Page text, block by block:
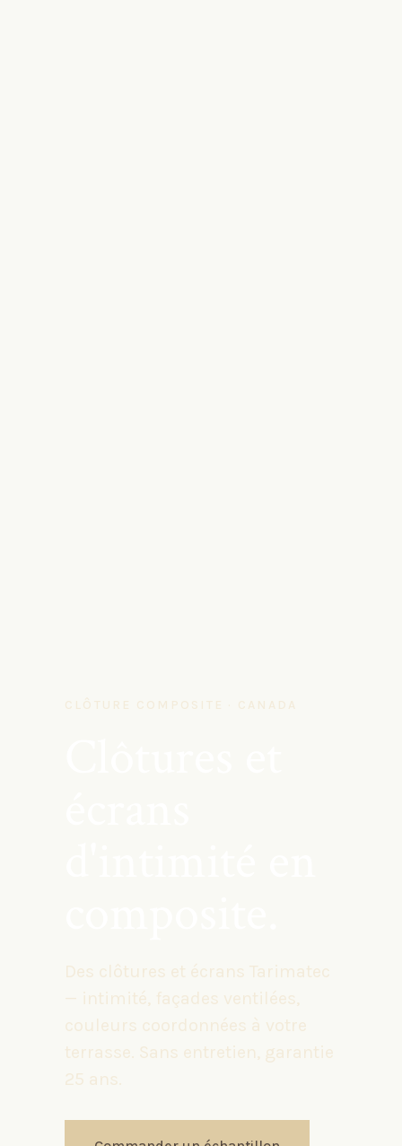
CLÔTURE COMPOSITE · CANADA
Des clôtures et écrans Tarimatec
— intimité, façades ventilées,
couleurs coordonnées à votre
terrasse. Sans entretien, garantie
25 ans.